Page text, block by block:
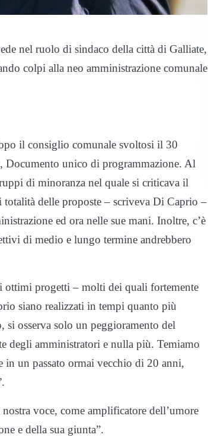
nel ruolo di sindaco della città di Galliate,
colpi alla neo amministrazione comunale
il consiglio comunale svoltosi il 30
Documento unico di programmazione. Al
di minoranza nel quale si criticava il
totalità delle proposte – scriveva Di Caprio –
ed ora nelle sue mani. Inoltre, c’è
di medio e lungo termine andrebbero
ottimi progetti – molti dei quali fortemente
siano realizzati in tempi quanto più
osserva solo un peggioramento del
degli amministratori e nulla più. Temiamo
in un passato ormai vecchio di 20 anni,
voce, come amplificatore dell’umore
e della sua giunta”.